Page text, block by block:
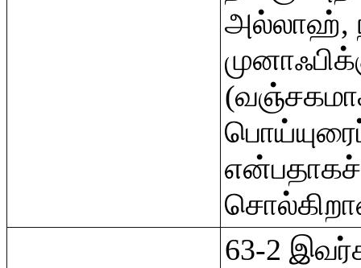
அல்லாஹ்,
என்பதாகச்
63-2